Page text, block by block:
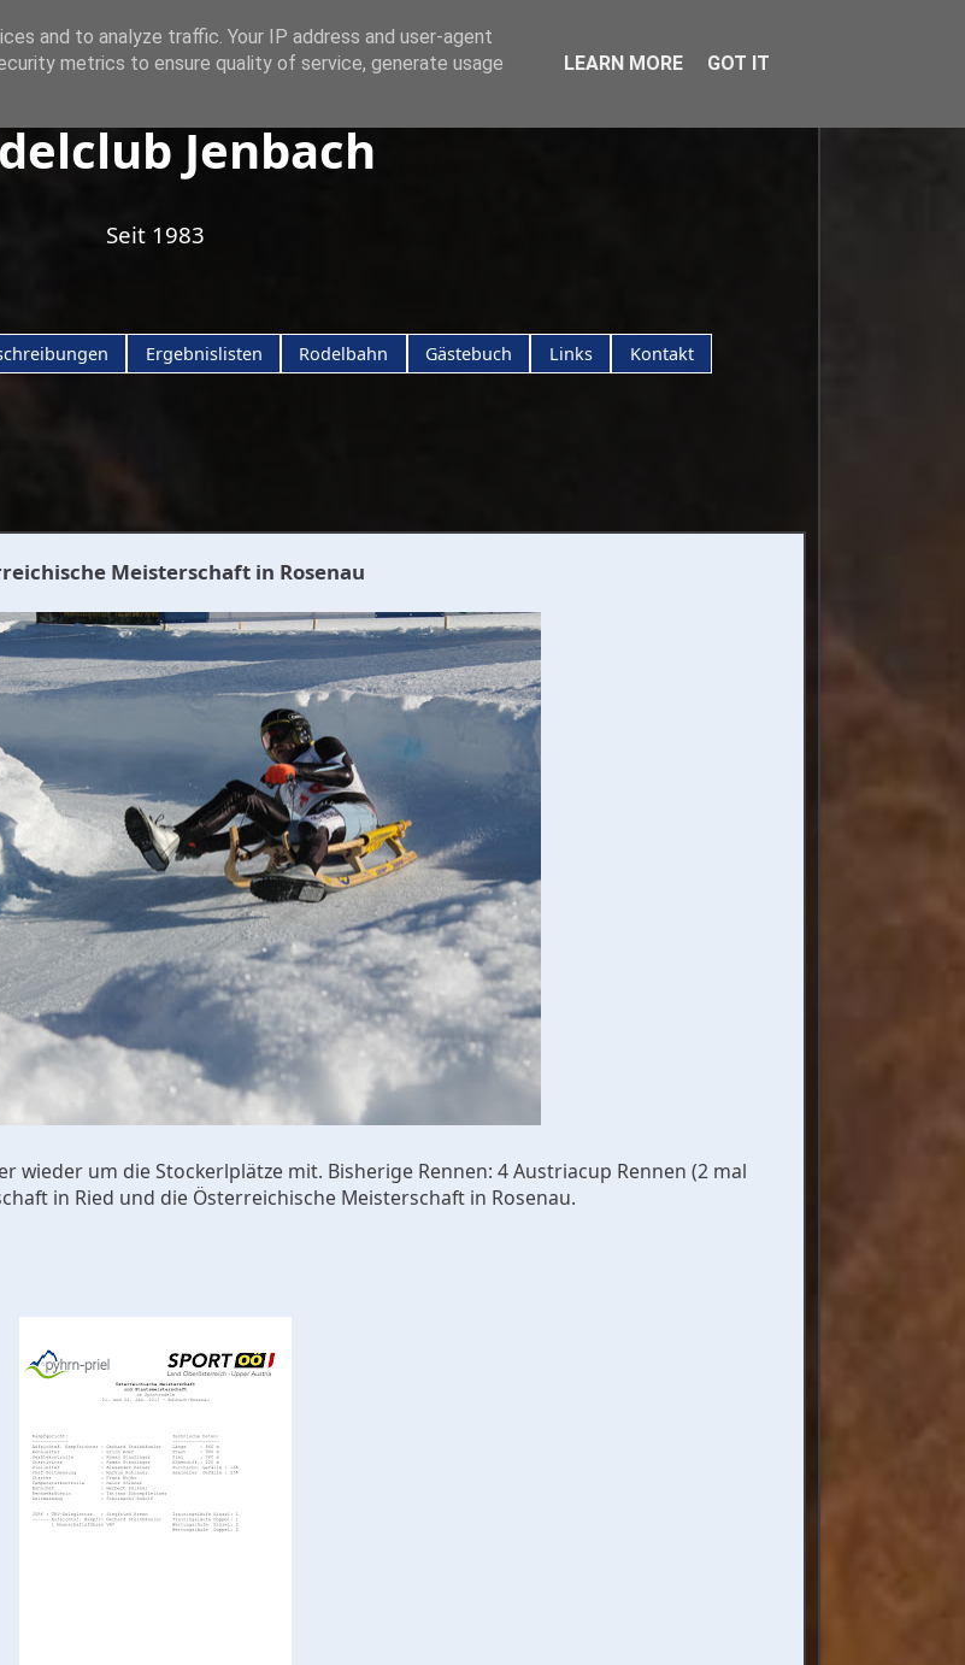
Jenbach
Seit 1983
Ergebnislisten Rodelbahn Gästebuch Links Kontakt
Meisterschaft in Rosenau
wieder um die Stockerlplätze mit. Bisherige Rennen: 4 Austriacup Rennen (2 mal
in Ried und die Österreichische Meisterschaft in Rosenau.
and to analyze traffic. Your IP address and user-agent
metrics to ensure quality of service, generate usage
LEARN MORE GOT IT